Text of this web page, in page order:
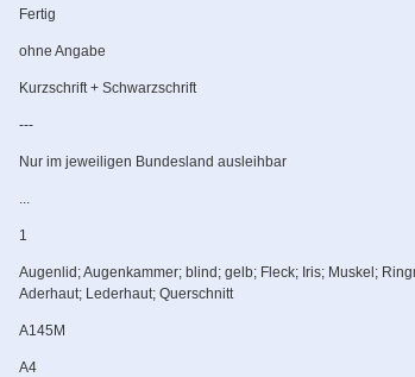
Fertig
ohne Angabe
Kurzschrift + Schwarzschrift
---
Nur im jeweiligen Bundesland ausleihbar
...
1
Augenlid; Augenkammer; blind; gelb; Fleck; Iris; Muskel;
Aderhaut; Lederhaut; Querschnitt
A145M
A4